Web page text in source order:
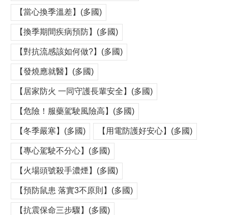
【當心換季溫差】(多國)
【換季期間疾病預防】(多國)
【對抗流感該如何做?】(多國)
【發燒應就醫】(多國)
【居家防火 一同守護長輩安全】(多國)
【危險！服藥駕駛風險高】(多國)
【冬季嚴寒】(多國) 【用電防護好安心】(多國)
【專心駕駛不分心】(多國)
【火場頭號殺手濃煙】(多國)
【預防鼠患 落實3不原則】(多國)
【抗震保命三步驟】(多國)